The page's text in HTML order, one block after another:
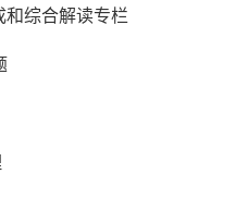
综合解读专栏